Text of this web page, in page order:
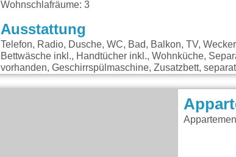
Wohnschlafräume: 3
Ausstattung
Telefon, Radio, Dusche, WC, Bad, Balkon, TV,
Bettwäsche inkl., Handtücher inkl., Wohnküche,
vorhanden, Geschirrspülmaschine, Zusatzbett,